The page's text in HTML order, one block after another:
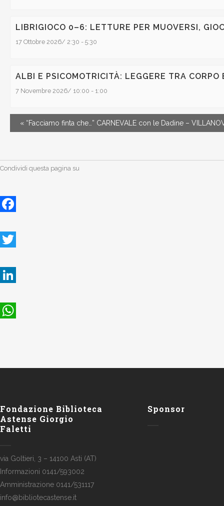
LIBRIGIOCO 0–6: LETTURE PER MUOVERSI,
17 Ottobre 2026/ 2:30 - 5:30
ALBI E PSICOMOTRICITÀ: LEGGERE TRA CORPO
7 Novembre 2026/ 10:00 - 1:00
« “Facciamo finta che…” CARNEVALE con le Dadine –
Condividi questa pagina su
Fondazione Biblioteca
Astense Giorgio
Faletti
via Goltieri, 3 – 14100 Asti (AT)
Informazioni 0141/593002
Amministrazione 0141/531117
info@bibliotecastense.it
Sponsor